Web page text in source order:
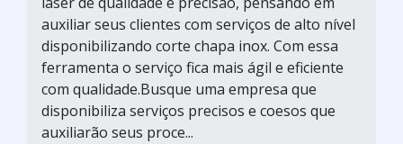
auxiliar seus clientes com serviços de alto nível
disponibilizando corte chapa inox. Com essa
ferramenta o serviço fica mais ágil e eficiente
com qualidade.Busque uma empresa que
disponibiliza serviços precisos e coesos que
auxiliarão seus proce...